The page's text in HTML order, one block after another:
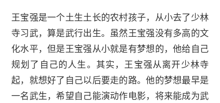
王宝强是一个土生土长的农村孩子，从小去了少林
寺习武，算是武行出生。虽然王宝强没有多高的文
化水平，但是王宝强从小就是有梦想的，他给自己
规划了自己的人生。其实，王宝强从离开少林寺
起，就想好了自己以后要走的路。他的梦想最早是
一名武生，希望自己能演动作电影，将来能成为武